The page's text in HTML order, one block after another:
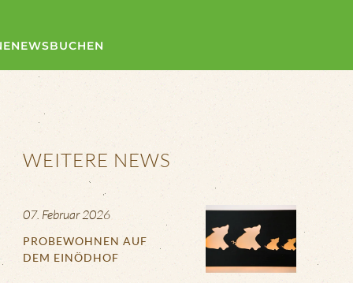
NEWSBUCHEN
WEITERE NEWS
07. Februar 2026
PROBEWOHNEN AUF
DEM EINÖDHOF